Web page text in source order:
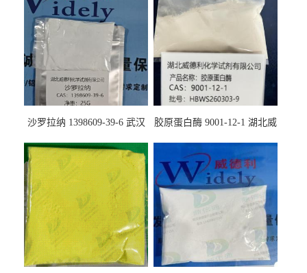
沙罗拉纳 1398609-39-6 武汉
胶原蛋白酶 9001-12-1 湖北威